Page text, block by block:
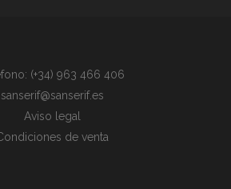
(+34) 963 466 406
sanserif@sanserif.es
Aviso legal
de venta